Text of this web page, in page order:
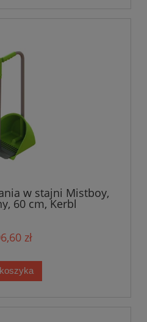
w stajni Mistboy,
60 cm, Kerbl
zł